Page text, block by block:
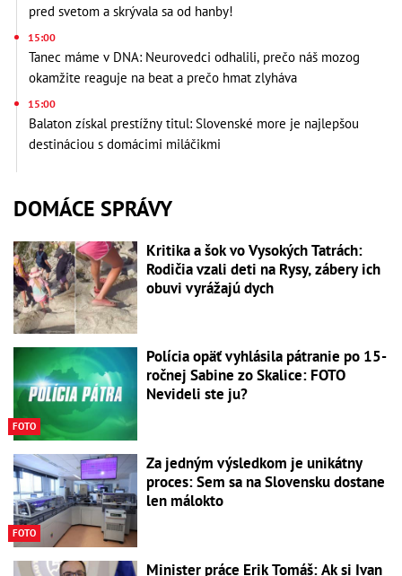
pred svetom a skrývala sa od hanby!
15:00
Tanec máme v DNA: Neurovedci odhalili, prečo náš mozog
okamžite reaguje na beat a prečo hmat zlyháva
15:00
Balaton získal prestížny titul: Slovenské more je najlepšou
destináciou s domácimi miláčikmi
DOMÁCE SPRÁVY
Kritika a šok vo Vysokých Tatrách:
Rodičia vzali deti na Rysy, zábery ich
obuvi vyrážajú dych
FOTO
Polícia opäť vyhlásila pátranie po 15-
ročnej Sabine zo Skalice: FOTO
Nevideli ste ju?
FOTO
Za jedným výsledkom je unikátny
proces: Sem sa na Slovensku dostane
len málokto
Minister práce Erik Tomáš: Ak si Ivan